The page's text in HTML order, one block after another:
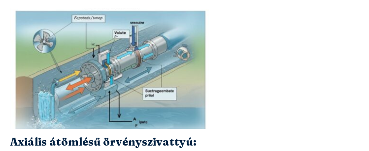
Axiális átömlésű örvényszivattyú: